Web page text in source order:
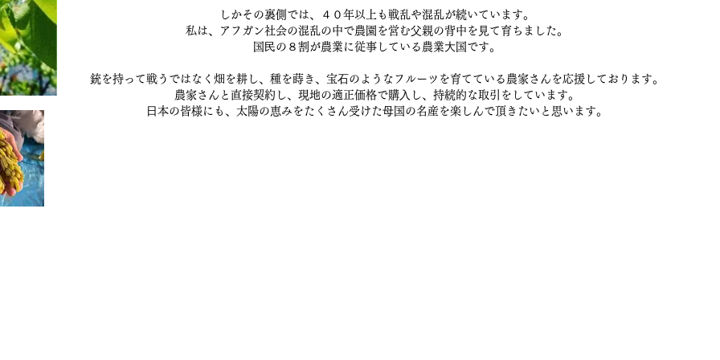
しかその裏側では、４０年以上も戦乱や混乱が続いています。
私は、アフガン社会の混乱の中で農園を営む⽗親の背中を⾒て育ちました。
国⺠の８割が農業に従事している農業⼤国です。
銃を持って戦うではなく畑を耕し、種を蒔き、宝⽯のようなフルーツを育てている農家さんを応援しております。
農家さんと直接契約し、現地の適正価格で購⼊し、持続的な取引をしています。
⽇本の皆様にも、太陽の恵みをたくさん受けた⺟国の名産を楽しんで頂きたいと思います。